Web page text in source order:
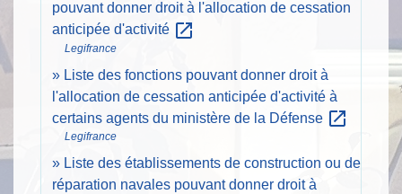
pouvant donner droit à l'allocation de cessation
anticipée d'activité open_in_new
Legifrance
Liste des fonctions pouvant donner droit à
l'allocation de cessation anticipée d'activité à
certains agents du ministère de la Défense open_in_new
Legifrance
Liste des établissements de construction ou de
réparation navales pouvant donner droit à